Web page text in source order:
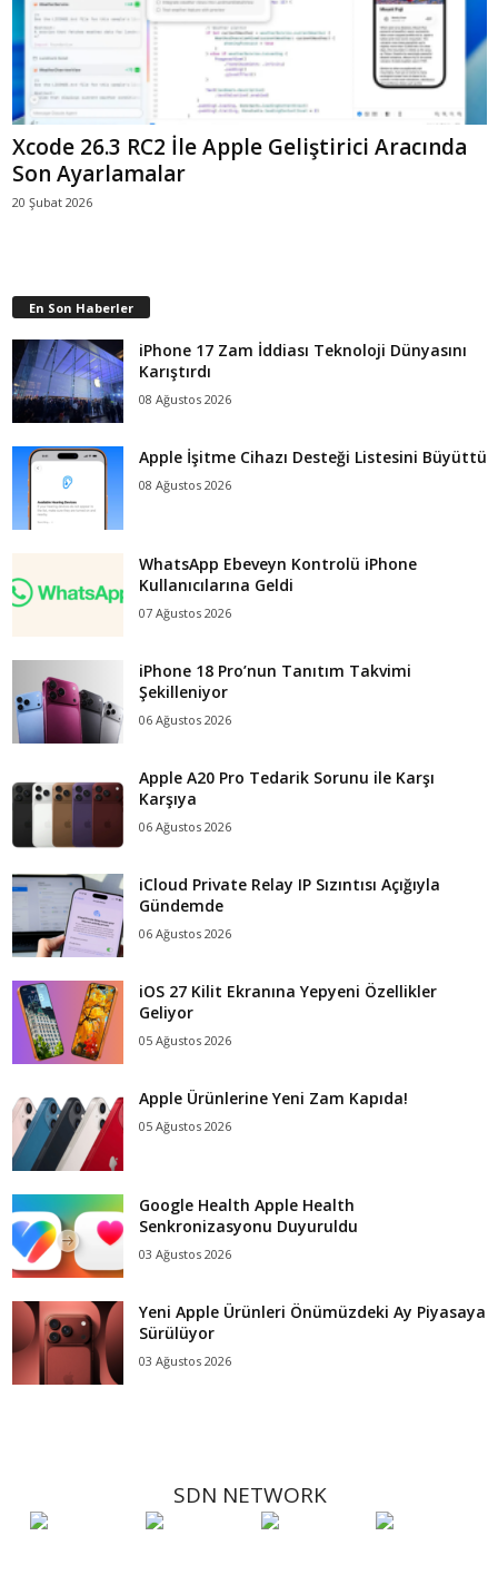
Xcode 26.3 RC2 İle Apple Geliştirici Aracında
Son Ayarlamalar
20 Şubat 2026
En Son Haberler
iPhone 17 Zam İddiası Teknoloji Dünyasını
Karıştırdı
08 Ağustos 2026
Apple İşitme Cihazı Desteği Listesini Büyüttü
08 Ağustos 2026
WhatsApp Ebeveyn Kontrolü iPhone
Kullanıcılarına Geldi
07 Ağustos 2026
iPhone 18 Pro’nun Tanıtım Takvimi
Şekilleniyor
06 Ağustos 2026
Apple A20 Pro Tedarik Sorunu ile Karşı
Karşıya
06 Ağustos 2026
iCloud Private Relay IP Sızıntısı Açığıyla
Gündemde
06 Ağustos 2026
iOS 27 Kilit Ekranına Yepyeni Özellikler
Geliyor
05 Ağustos 2026
Apple Ürünlerine Yeni Zam Kapıda!
05 Ağustos 2026
Google Health Apple Health
Senkronizasyonu Duyuruldu
03 Ağustos 2026
Yeni Apple Ürünleri Önümüzdeki Ay Piyasaya
Sürülüyor
03 Ağustos 2026
SDN NETWORK